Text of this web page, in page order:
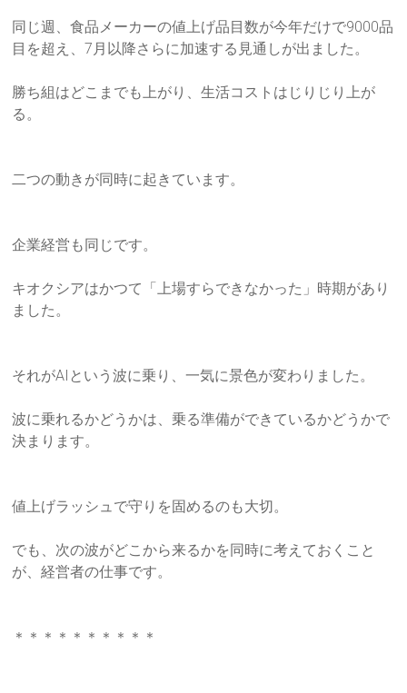
く
り・
金
作
柱
え
本
質
研
サ
ー
を
提
供
す。
同じ週、食品メーカーの値上げ品目数が今年だけで9000品
目を超え、7月以降さらに加速する見通しが出ました。
勝ち組はどこまでも上がり、生活コストはじりじり上が
る。
二つの動きが同時に起きています。
企業経営も同じです。
キオクシアはかつて「上場すらできなかった」時期があり
ました。
それがAIという波に乗り、一気に景色が変わりました。
波に乗れるかどうかは、乗る準備ができているかどうかで
決まります。
値上げラッシュで守りを固めるのも大切。
でも、次の波がどこから来るかを同時に考えておくこと
が、経営者の仕事です。
＊＊＊＊＊＊＊＊＊＊